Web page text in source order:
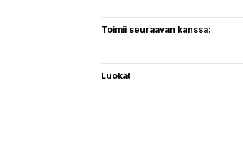
Toimii seuraavan kanssa:
Luokat